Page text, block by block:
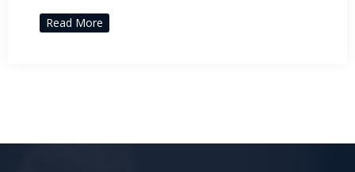
Read More